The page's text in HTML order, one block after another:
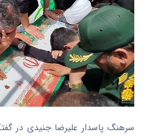
سرهنگ پاسدار علیرضا جنیدی در